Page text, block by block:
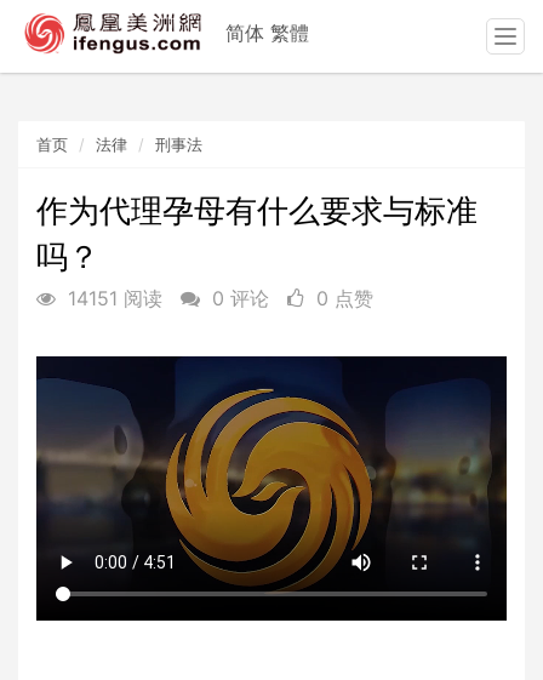
首页 法律 刑事法
作为代理孕母有什么要求与标准
吗？
14151 阅读 0 评论 0 点赞
简体 繁體
T
o
t